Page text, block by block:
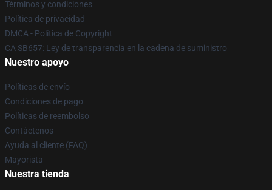
Términos y condiciones
Política de privacidad
DMCA - Política de Copyright
CA SB657: Ley de transparencia en la cadena de suministro
Nuestro apoyo
Políticas de envío
Condiciones de pago
Políticas de reembolso
Contáctenos
Ayuda al cliente (FAQ)
Mayorista
Nuestra tienda